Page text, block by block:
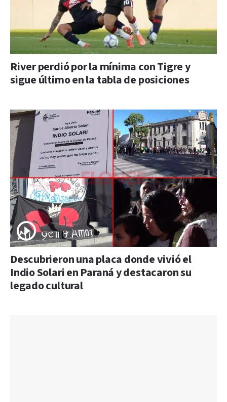
River perdió por la mínima con Tigre y
sigue último en la tabla de posiciones
Descubrieron una placa donde vivió el
Indio Solari en Paraná y destacaron su
legado cultural